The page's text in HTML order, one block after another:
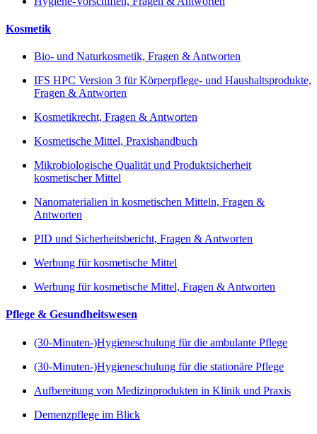
Kosmetik
Bio- und Naturkosmetik, Fragen & Antworten
IFS HPC Version 3 für Körperpflege- und Haushaltsprodukte,
Fragen & Antworten
Kosmetikrecht, Fragen & Antworten
Kosmetische Mittel, Praxishandbuch
Mikrobiologische Qualität und Produktsicherheit
kosmetischer Mittel
Nanomaterialien in kosmetischen Mitteln, Fragen &
Antworten
PID und Sicherheitsbericht, Fragen & Antworten
Werbung für kosmetische Mittel
Werbung für kosmetische Mittel, Fragen & Antworten
Pflege & Gesundheitswesen
(30-Minuten-)Hygieneschulung für die ambulante Pflege
(30-Minuten-)Hygieneschulung für die stationäre Pflege
Aufbereitung von Medizinprodukten in Klinik und Praxis
Demenzpflege im Blick